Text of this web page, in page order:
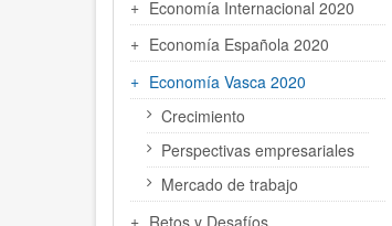
Economía Internacional 2020
Economía Española 2020
Economía Vasca 2020
Crecimiento
Perspectivas empresariales
Mercado de trabajo
Retos y Desafíos